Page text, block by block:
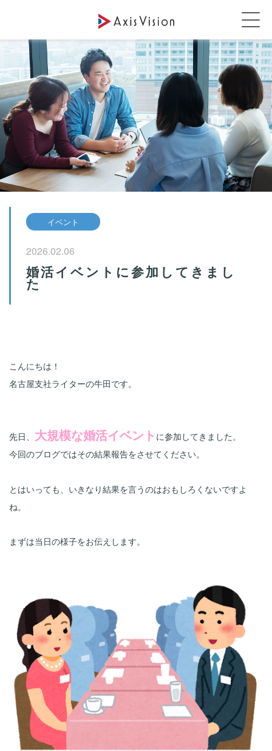
イベント
2026.02.06
婚活イベントに参加してきまし
た
こんにちは！
名古屋支社ライターの牛田です。
先日、 大規模な婚活イベント に参加してきました。
今回のブログではその結果報告をさせてください。
とはいっても、いきなり結果を言うのはおもしろくないですよ
ね。
まずは当日の様子をお伝えします。